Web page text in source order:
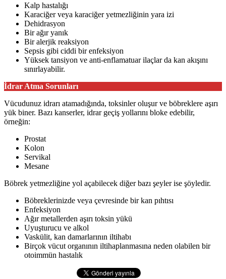
Kalp hastalığı
Karaciğer veya karaciğer yetmezliğinin yara izi
Dehidrasyon
Bir ağır yanık
Bir alerjik reaksiyon
Sepsis gibi ciddi bir enfeksiyon
Yüksek tansiyon ve anti-enflamatuar ilaçlar da kan akışını
sınırlayabilir.
İdrar Atma Sorunları
Vücudunuz idrarı atamadığında, toksinler oluşur ve böbreklere aşırı
yük biner. Bazı kanserler, idrar geçiş yollarını bloke edebilir,
örneğin:
Prostat
Kolon
Servikal
Mesane
Böbrek yetmezliğine yol açabilecek diğer bazı şeyler ise şöyledir.
Böbreklerinizde veya çevresinde bir kan pıhtısı
Enfeksiyon
Ağır metallerden aşırı toksin yükü
Uyuşturucu ve alkol
Vaskülit, kan damarlarının iltihabı
Birçok vücut organının iltihaplanmasına neden olabilen bir
otoimmün hastalık